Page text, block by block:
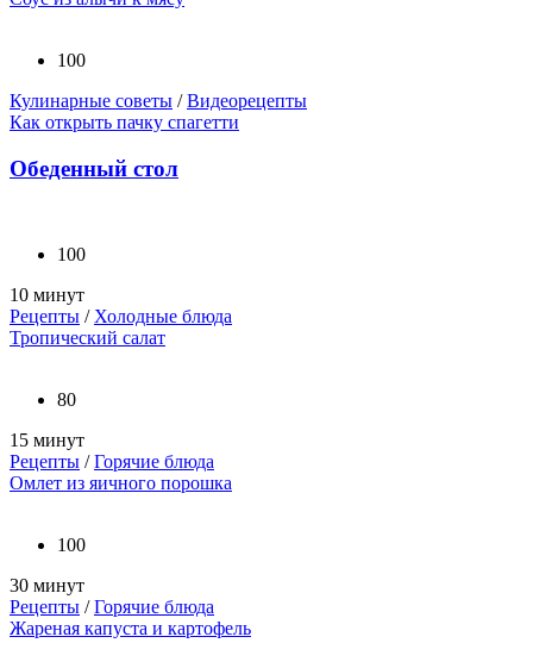
100
Кулинарные советы /Видеорецепты
Как открыть пачку спагетти
Обеденный стол
100
10 минут
Рецепты / Холодные блюда
Тропический салат
80
15 минут
Рецепты /Горячие блюда
Омлет из яичного порошка
100
30 минут
Рецепты /Горячие блюда
Жареная капуста и картофель